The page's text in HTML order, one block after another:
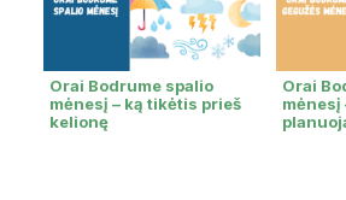
Orai Bodrume spalio
mėnesį – ką tikėtis prieš
kelionę
Orai
mėnesį